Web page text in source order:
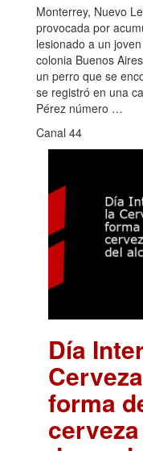
Monterrey, Nuevo
provocada por
lesionado a un
colonia Buenos
un perro que se
se registró en una
Pérez número …
Canal 44
Día
forma